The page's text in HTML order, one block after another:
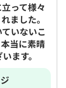
って様々
ました。
いないこ
当に素晴
ます。